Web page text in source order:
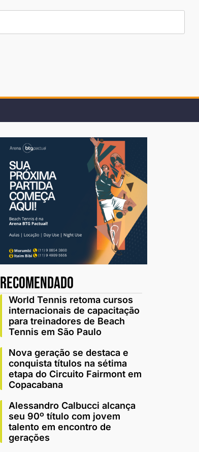
recomendado
World Tennis retoma cursos
internacionais de capacitação
para treinadores de Beach
Tennis em São Paulo
Nova geração se destaca e
conquista títulos na sétima
etapa do Circuito Fairmont em
Copacabana
Alessandro Calbucci alcança
seu 90º título com jovem
talento em encontro de
gerações